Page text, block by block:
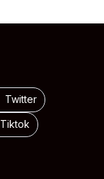
Twitter
Tiktok